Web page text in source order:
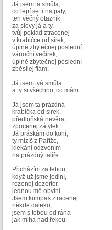
Já jsem ta smůla,
co lepí se ti na paty,
ten věčný otazník
za slovy já a ty,
tvůj poklad ztracenej
v krabičce od sirek,
úplně zbytečnej poslední
vánoční večírek,
úplně zbytečnej poslední
zběsilej flám.
Já jsem tvá smůla
a ty si všechno, co mám.
Já jsem ta prázdná
krabička od sirek,
předloňská nevěra,
zpocenej zátylek.
Já práskám do koní,
ty mizíš z Paříže,
klekání odzvoním
na prázdný talíře.
Přicházím za tebou,
když už jsme jediní,
rozenej dezertér,
jednou mě obviní.
Jsem kompas ztracenej
někde daleko,
jsem s tebou od rána
jak mlha nad řekou.